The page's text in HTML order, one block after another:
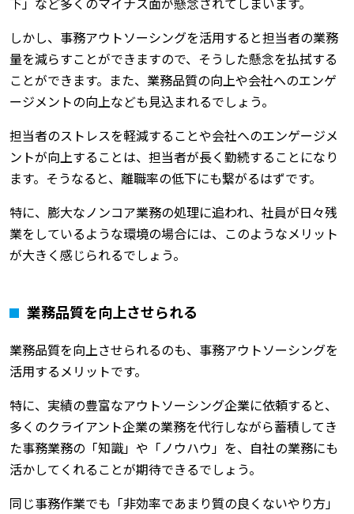
しかし、事務アウトソーシングを活用すると担当者の業務
量を減らすことができますので、そうした懸念を払拭する
ことができます。また、業務品質の向上や会社へのエンゲ
ージメントの向上なども見込まれるでしょう。
担当者のストレスを軽減することや会社へのエンゲージメ
ントが向上することは、担当者が長く勤続することになり
ます。そうなると、離職率の低下にも繋がるはずです。
特に、膨大なノンコア業務の処理に追われ、社員が日々残
業をしているような環境の場合には、このようなメリット
が大きく感じられるでしょう。
業務品質を向上させられる
業務品質を向上させられるのも、事務アウトソーシングを
活用するメリットです。
特に、実績の豊富なアウトソーシング企業に依頼すると、
多くのクライアント企業の業務を代行しながら蓄積してき
た事務業務の「知識」や「ノウハウ」を、自社の業務にも
活かしてくれることが期待できるでしょう。
同じ事務作業でも「非効率であまり質の良くないやり方」